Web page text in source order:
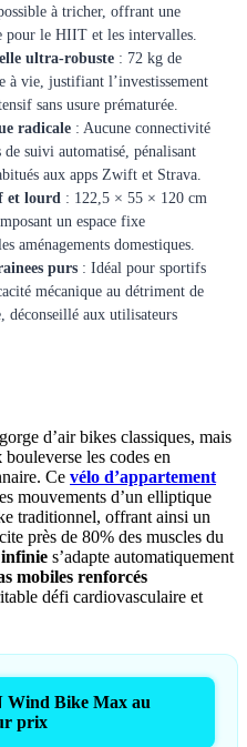
à tricher, offrant une
pour le HIIT et les intervalles.
ultra-robuste : 72 kg de
à vie, justifiant l’investissement
sans usure prématurée.
radicale : Aucune connectivité
suivi automatisé, pénalisant
aux apps Zwift et Strava.
et lourd : 122,5 × 55 × 120 cm
un espace fixe
aménagements domestiques.
purs : Idéal pour sportifs
mécanique au détriment de
déconseillé aux utilisateurs
d’air bikes classiques, mais
bouleverse les codes en
Ce vélo d’appartement
mouvements d’un elliptique
traditionnel, offrant ainsi un
près de 80% des muscles du
s’adapte automatiquement
mobiles renforcés
défi cardiovasculaire et
Bike Max au
prix